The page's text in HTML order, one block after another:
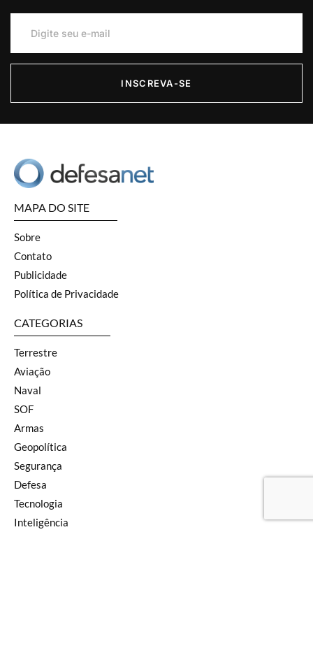
INSCREVA-SE
MAPA DO SITE
Sobre
Contato
Publicidade
Política de Privacidade
CATEGORIAS
Terrestre
Aviação
Naval
SOF
Armas
Geopolítica
Segurança
Defesa
Tecnologia
Inteligência